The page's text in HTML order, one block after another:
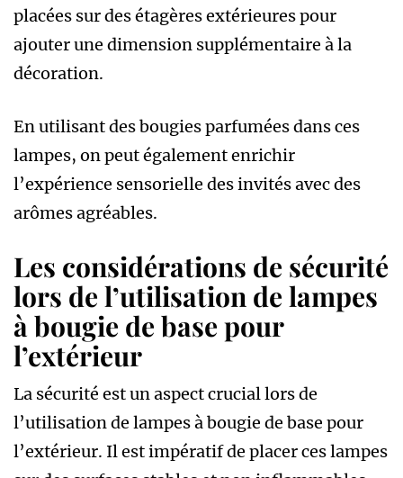
placées sur des étagères extérieures pour
ajouter une dimension supplémentaire à la
décoration.
En utilisant des bougies parfumées dans ces
lampes, on peut également enrichir
l’expérience sensorielle des invités avec des
arômes agréables.
Les considérations de sécurité
lors de l’utilisation de lampes
à bougie de base pour
l’extérieur
La sécurité est un aspect crucial lors de
l’utilisation de lampes à bougie de base pour
l’extérieur. Il est impératif de placer ces lampes